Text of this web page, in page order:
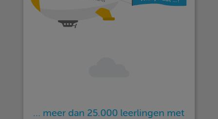
… meer dan 25.000 leerlingen met